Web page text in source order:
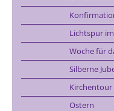
Lichtspur
Woche für
Silberne
Kirchentour
Ostern